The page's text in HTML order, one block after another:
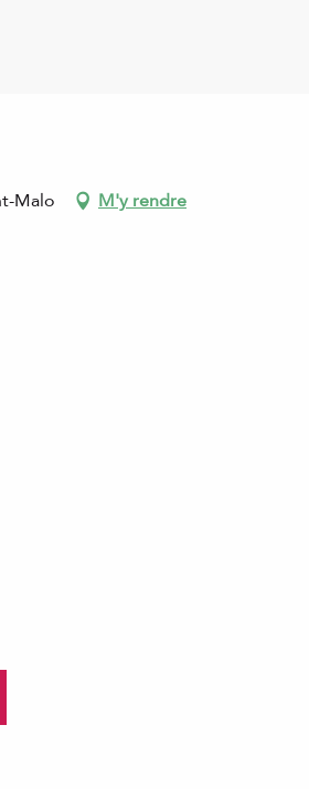
Malo M'y rendre